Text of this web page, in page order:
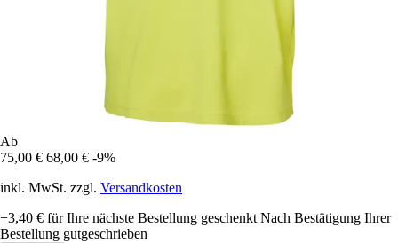
Ab
75,00 € 68,00 € -9%
inkl. MwSt. zzgl. Versandkosten
+3,40 € für Ihre nächste Bestellung geschenkt Nach Bestätigung Ihrer
Bestellung gutgeschrieben